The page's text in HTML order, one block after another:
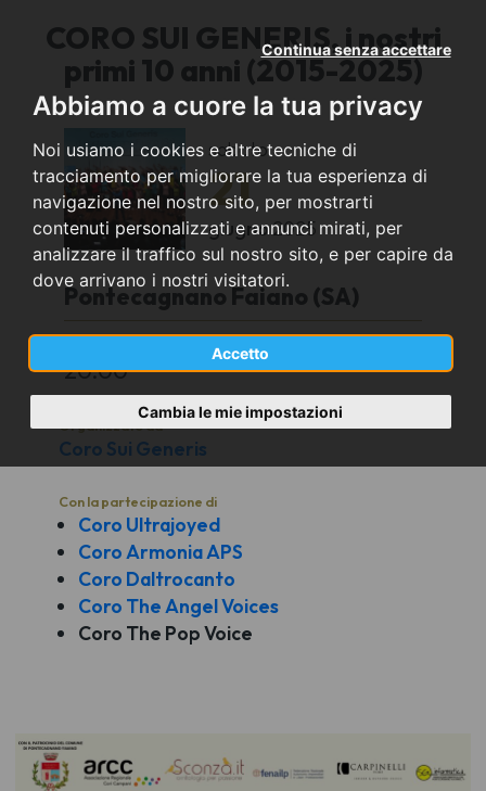
Abbiamo a cuore la tua privacy
Noi usiamo i cookies e altre tecniche di
tracciamento per migliorare la tua esperienza di
navigazione nel nostro sito, per mostrarti
contenuti personalizzati e annunci mirati, per
analizzare il traffico sul nostro sito, e per capire da
dove arrivano i nostri visitatori.
Accetto
Continua senza accettare
Cambia le mie impostazioni
CORO SUI GENERIS, i nostri
primi 10 anni (2015-2025)
sabato
21
giugno2025
Pontecagnano Faiano (SA)
Piazza Risorgimento
20:00
Organizzato da
Coro Sui Generis
Con la partecipazione di
Coro Ultrajoyed
Coro Armonia APS
Coro Daltrocanto
Coro The Angel Voices
Coro The Pop Voice